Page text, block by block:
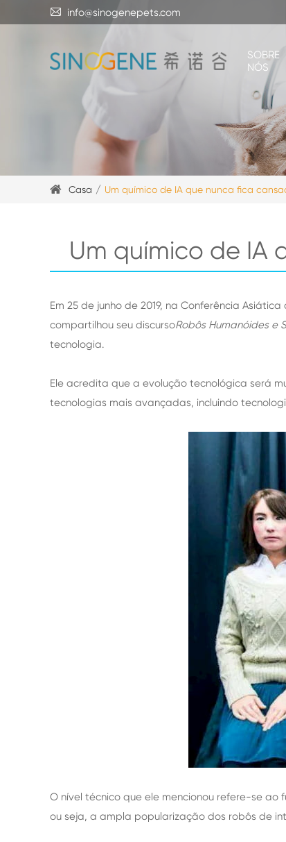
 info@sinogenepets.com
SOBRE
NÓS
Casa Um químico de IA que nunca fica
Um químico de IA
Em 25 de junho de 2019, na Conferência
compartilhou seu discursoRobôs Humanóides e
tecnologia.
Ele acredita que a evolução tecnológica será
tecnologias mais avançadas, incluindo
O nível técnico que ele mencionou refere-se
ou seja, a ampla popularização dos robôs de